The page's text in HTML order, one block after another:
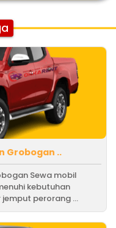
Grobogan ..
Sewa mobil
kebutuhan
perorang ...